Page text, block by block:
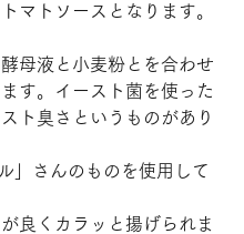
マトソースとなります。
母液と小麦粉とを合わせ
す。イースト菌を使った
ト臭さというものがあり
」さんのものを使用して
良くカラッと揚げられま